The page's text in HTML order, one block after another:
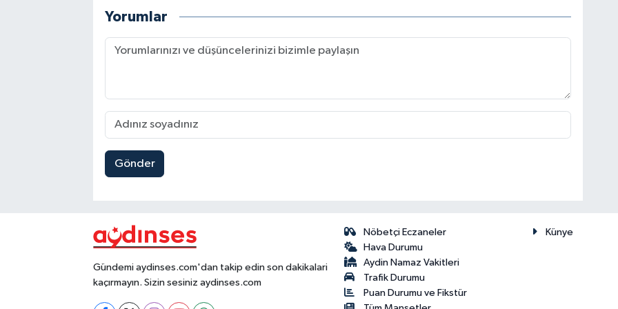
Yorumlar
Gönder
Gündemi aydinses.com'dan takip edin son dakikalari
kaçırmayın. Sizin sesiniz aydinses.com
Nöbetçi Eczaneler
Hava Durumu
Aydin Namaz Vakitleri
Trafik Durumu
Puan Durumu ve Fikstür
Künye